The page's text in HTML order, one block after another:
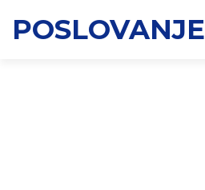
POSLOVANJE